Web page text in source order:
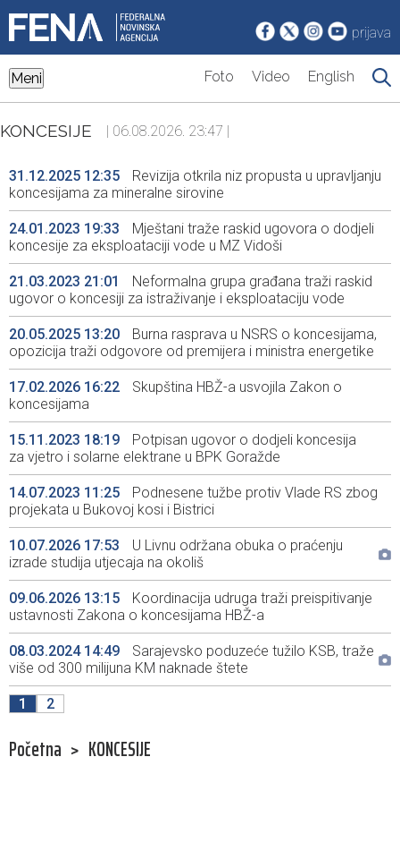
prijava
Meni Foto Video English
KONCESIJE | 06.08.2026. 23:47 |
31.12.2025 12:35
Revizija otkrila niz propusta u upravljanju
koncesijama za mineralne sirovine
24.01.2023 19:33
Mještani traže raskid ugovora o dodjeli
koncesije za eksploataciji vode u MZ Vidoši
21.03.2023 21:01
Neformalna grupa građana traži raskid
ugovor o koncesiji za istraživanje i eksploataciju vode
20.05.2025 13:20
Burna rasprava u NSRS o koncesijama,
opozicija traži odgovore od premijera i ministra energetike
17.02.2026 16:22
Skupština HBŽ-a usvojila Zakon o
koncesijama
15.11.2023 18:19
Potpisan ugovor o dodjeli koncesija
za vjetro i solarne elektrane u BPK Goražde
14.07.2023 11:25
Podnesene tužbe protiv Vlade RS zbog
projekata u Bukovoj kosi i Bistrici
10.07.2026 17:53
U Livnu održana obuka o praćenju
izrade studija utjecaja na okoliš
09.06.2026 13:15
Koordinacija udruga traži preispitivanje
ustavnosti Zakona o koncesijama HBŽ-a
08.03.2024 14:49
Sarajevsko poduzeće tužilo KSB, traže
više od 300 milijuna KM naknade štete
1 2
Početna > KONCESIJE